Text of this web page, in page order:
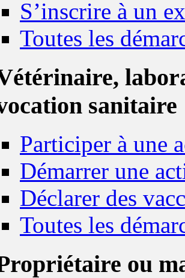
S’inscrire à un
Toutes les
sanitaire
Participer à une
Démarrer une
Déclarer des
Toutes les
ou